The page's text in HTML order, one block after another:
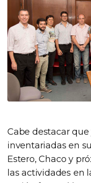
Cabe destacar
inventariadas en
Estero, Chaco y
las actividades en